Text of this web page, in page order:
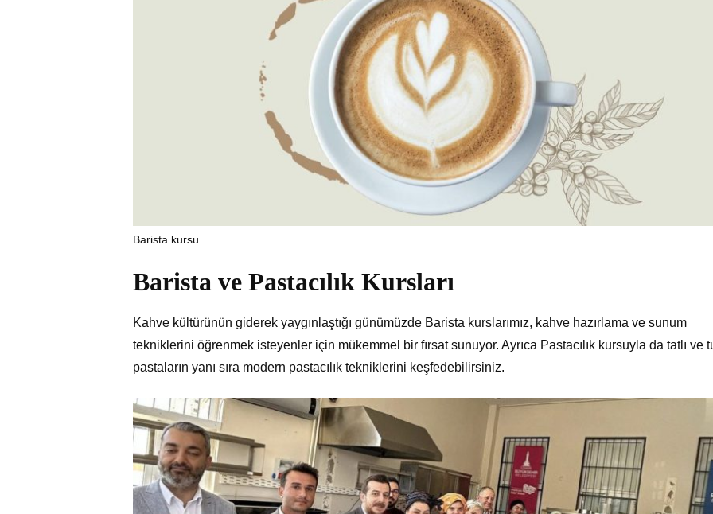
Barista kursu
Barista ve Pastacılık Kursları
Kahve kültürünün giderek yaygınlaştığı günümüzde Barista kurslarımız, kahve hazırlama ve sunum
tekniklerini öğrenmek isteyenler için mükemmel bir fırsat sunuyor. Ayrıca Pastacılık kursuyla da tatlı ve
pastaların yanı sıra modern pastacılık tekniklerini keşfedebilirsiniz.